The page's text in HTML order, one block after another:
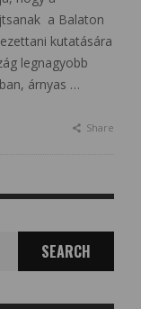
a Balaton
kutatására
legnagyobb
árnyas …
Share